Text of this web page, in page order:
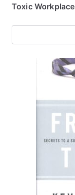
Toxic